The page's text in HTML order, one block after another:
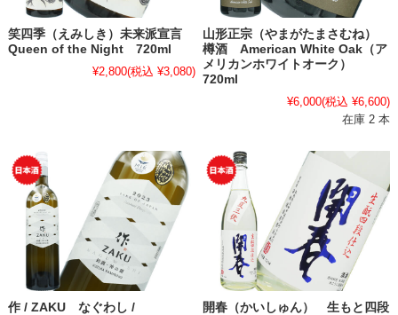
笑四季（えみしき）未来派宣言
Queen of the Night 720ml
¥2,800(税込 ¥3,080)
山形正宗（やまがたまさむね）
樽酒 American White Oak（ア
メリカンホワイトオーク）
720ml
¥6,000(税込 ¥6,600)
在庫 2 本
作 / ZAKU なぐわし /
開春（かいしゅん） 生もと四段